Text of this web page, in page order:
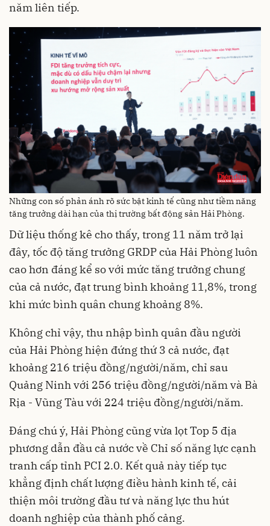
năm liên tiếp.
Những con số phản ánh rõ sức bật kinh tế cũng như tiềm năng
tăng trưởng dài hạn của thị trường bất động sản Hải Phòng.
Dữ liệu thống kê cho thấy, trong 11 năm trở lại
đây, tốc độ tăng trưởng GRDP của Hải Phòng luôn
cao hơn đáng kể so với mức tăng trưởng chung
của cả nước, đạt trung bình khoảng 11,8%, trong
khi mức bình quân chung khoảng 8%.
Không chỉ vậy, thu nhập bình quân đầu người
của Hải Phòng hiện đứng thứ 3 cả nước, đạt
khoảng 216 triệu đồng/người/năm, chỉ sau
Quảng Ninh với 256 triệu đồng/người/năm và Bà
Rịa - Vũng Tàu với 224 triệu đồng/người/năm.
Đáng chú ý, Hải Phòng cũng vừa lọt Top 5 địa
phương dẫn đầu cả nước về Chỉ số năng lực cạnh
tranh cấp tỉnh PCI 2.0. Kết quả này tiếp tục
khẳng định chất lượng điều hành kinh tế, cải
thiện môi trường đầu tư và năng lực thu hút
doanh nghiệp của thành phố cảng.